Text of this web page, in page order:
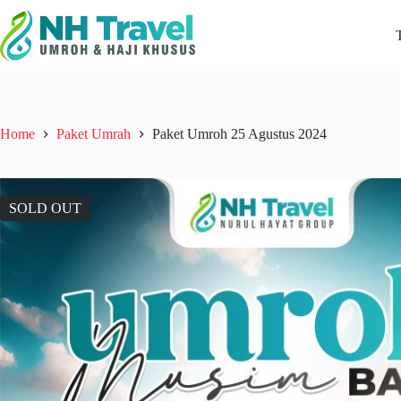
content
Home Paket Umrah Paket Umroh 25 Agustus 2024
SOLD OUT